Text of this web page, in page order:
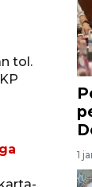
tol.
1